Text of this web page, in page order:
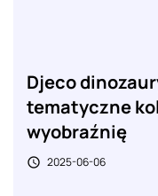
Djeco
tematyczne
wyobraźnię
 2025-06-06